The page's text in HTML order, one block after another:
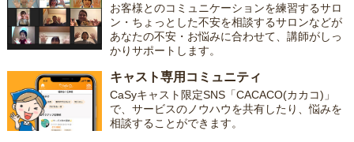
お客様とのコミュニケーションを練習するサロ
ン・ちょっとした不安を相談するサロンなどが
あなたの不安・お悩みに合わせて、講師がしっ
かりサポートします。
キャスト専用コミュニティ
CaSyキャスト限定SNS「CACACO(カカコ)」
で、サービスのノウハウを共有したり、悩みを
相談することができます。